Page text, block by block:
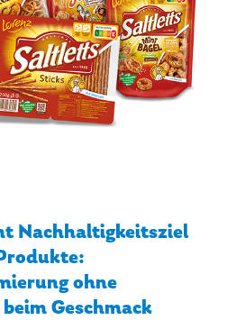
Nachhaltigkeitsziel
ohne
Geschmack